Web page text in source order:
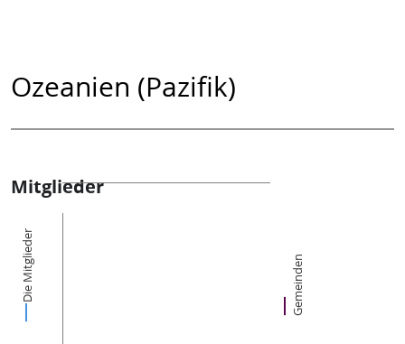
Ozeanien (Pazifik)
Mitglieder
Die Mitglieder Gemeinden